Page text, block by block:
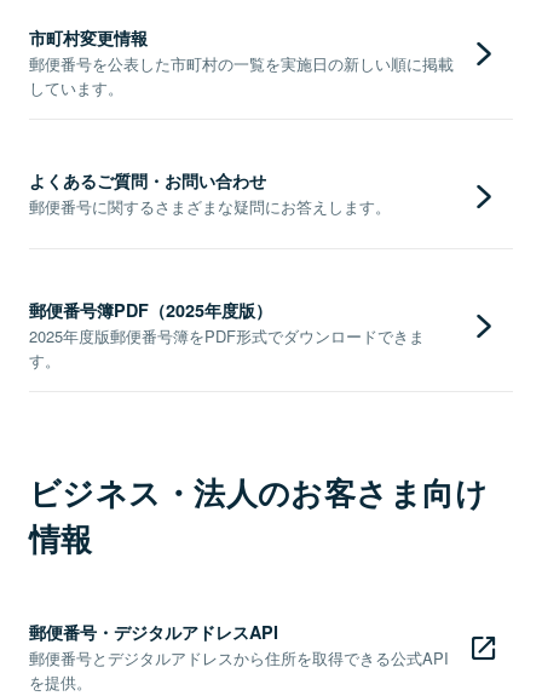
市町村変更情報
郵便番号を公表した市町村の一覧を実施日の新しい順に掲載
しています。
よくあるご質問・お問い合わせ
郵便番号に関するさまざまな疑問にお答えします。
郵便番号簿PDF（2025年度版）
2025年度版郵便番号簿をPDF形式でダウンロードできま
す。
ビジネス・法人のお客さま向け
情報
郵便番号・デジタルアドレスAPI
郵便番号とデジタルアドレスから住所を取得できる公式API
を提供。